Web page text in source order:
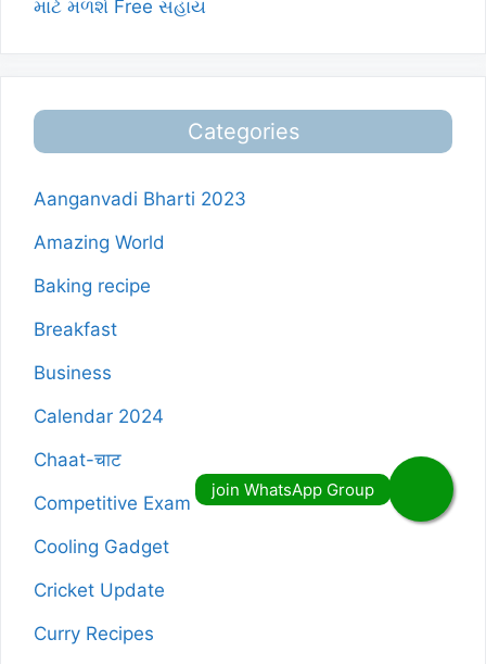
માટે મળશે Free સહાય
Categories
Aanganvadi Bharti 2023
Amazing World
Baking recipe
Breakfast
Business
Calendar 2024
Chaat-चाट
Competitive Exam
Cooling Gadget
Cricket Update
Curry Recipes